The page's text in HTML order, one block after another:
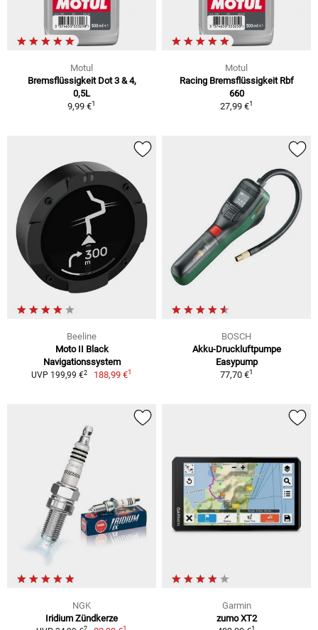
Motul
Bremsflüssigkeit Dot 3 & 4,
0,5L
9,99 €1
Motul
Racing Bremsflüssigkeit Rbf
660
27,99 €1
Beeline
Moto II Black
Navigationssystem
UVP 199,99 €2 188,99 €1
BOSCH
Akku-Druckluftpumpe
Easypump
77,70 €1
NGK
Iridium Zündkerze
1
Garmin
zumo XT2
1